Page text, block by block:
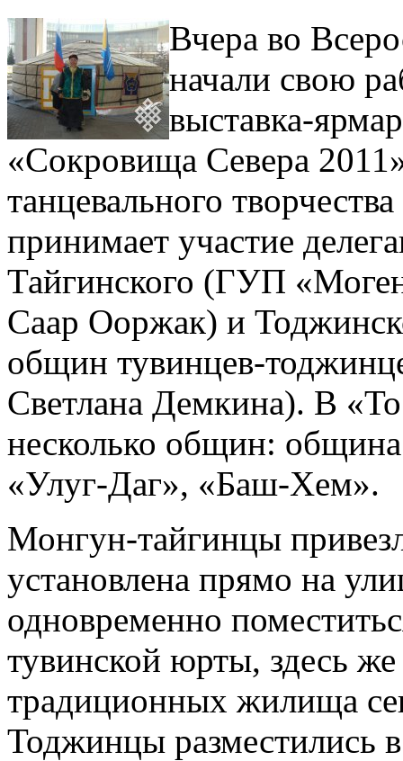
Вчера во
начали свою
выставка-
«Сокровища Севера
танцевального
принимает участие
Тайгинского (ГУП
Саар Ооржак) и
общин тувинцев-
Светлана Демкина). В
несколько общин:
«Улуг-Даг», «Баш-Хем».
Монгун-тайгинцы
установлена прямо на
одновременно
тувинской юрты, здесь
традиционных жилища
Тоджинцы разместились